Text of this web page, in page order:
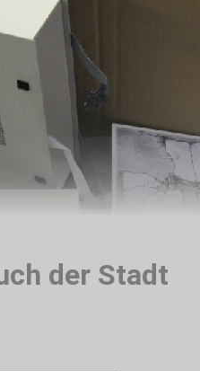
der Stadt